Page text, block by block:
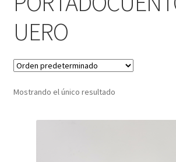
Infantil
Pisabilletes
sombreros
UERO
Mostrando el único resultado